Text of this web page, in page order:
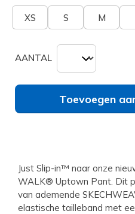
XS S M
AANTAL
Toevoegen
Just Slip-in™ naar onze
WALK® Uptown Pant. Dit
van ademende
elastische tailleband met